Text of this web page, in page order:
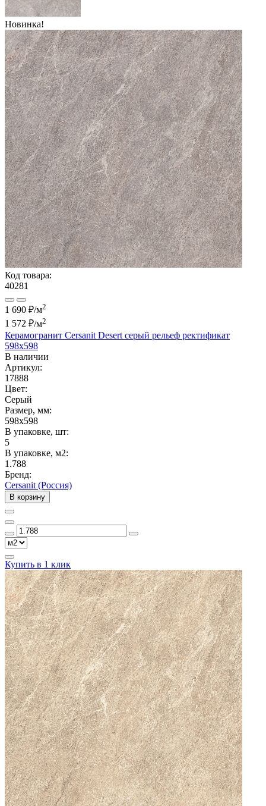
Новинка!
Код товара:
40281
1 690 ₽/м2
1 572 ₽/м2
Керамогранит Cersanit Desert серый рельеф ректификат
598x598
В наличии
Артикул:
17888
Цвет:
Серый
Размер, мм:
598x598
В упаковке, шт:
5
В упаковке, м2:
1.788
Бренд:
Cersanit (Россия)
В корзину
Купить в 1 клик